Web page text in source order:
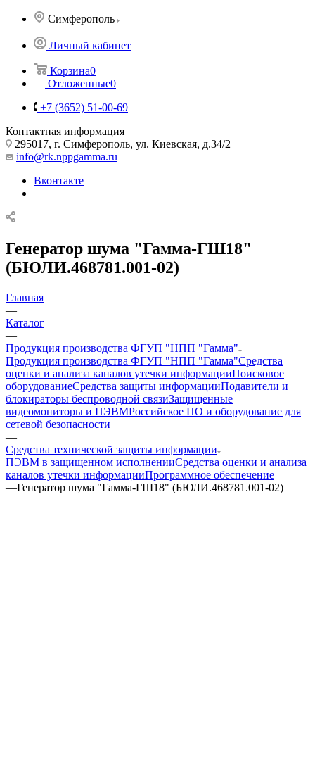
Симферополь
Личный кабинет
Корзина0
Отложенные0
+7 (3652) 51-00-69
Контактная информация
295017, г. Симферополь, ул. Киевская, д.34/2
info@rk.nppgamma.ru
Вконтакте
Генератор шума "Гамма-ГШ18"
(БЮЛИ.468781.001-02)
Главная
—
Каталог
—
Продукция производства ФГУП "НПП "Гамма"
Продукция производства ФГУП "НПП "Гамма"Средства
оценки и анализа каналов утечки информацииПоисковое
оборудованиеСредства защиты информацииПодавители и
блокираторы беспроводной связиЗащищенные
видеомониторы и ПЭВМРоссийское ПО и оборудование для
сетевой безопасности
—
Средства технической защиты информации
ПЭВМ в защищенном исполненииСредства оценки и анализа
каналов утечки информацииПрограммное обеспечение
—Генератор шума "Гамма-ГШ18" (БЮЛИ.468781.001-02)